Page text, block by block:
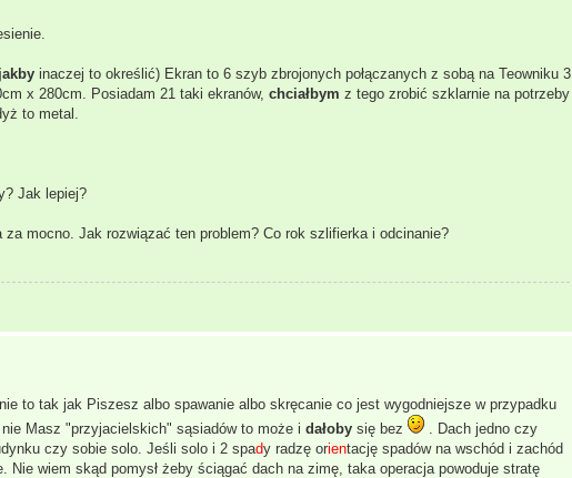
jakby inaczej to określić) Ekran to 6 szyb zbrojonych połączanych z sobą na Teowniku 3
x 280cm. Posiadam 21 taki ekranów, chciałbym z tego zrobić szklarnie na potrzeby
to metal.
Jak lepiej?
za mocno. Jak rozwiązać ten problem? Co rok szlifierka i odcinanie?
to tak jak Piszesz albo spawanie albo skręcanie co jest wygodniejsze w przypadku
Masz "przyjacielskich" sąsiadów to może i dałoby się bez
. Dach jedno czy
czy sobie solo. Jeśli solo i 2 spady radzę orientację spadów na wschód i zachód
Nie wiem skąd pomysł żeby ściągać dach na zimę, taka operacja powoduje stratę